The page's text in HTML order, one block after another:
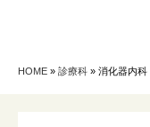
HOME » 診療科 » 消化器内科